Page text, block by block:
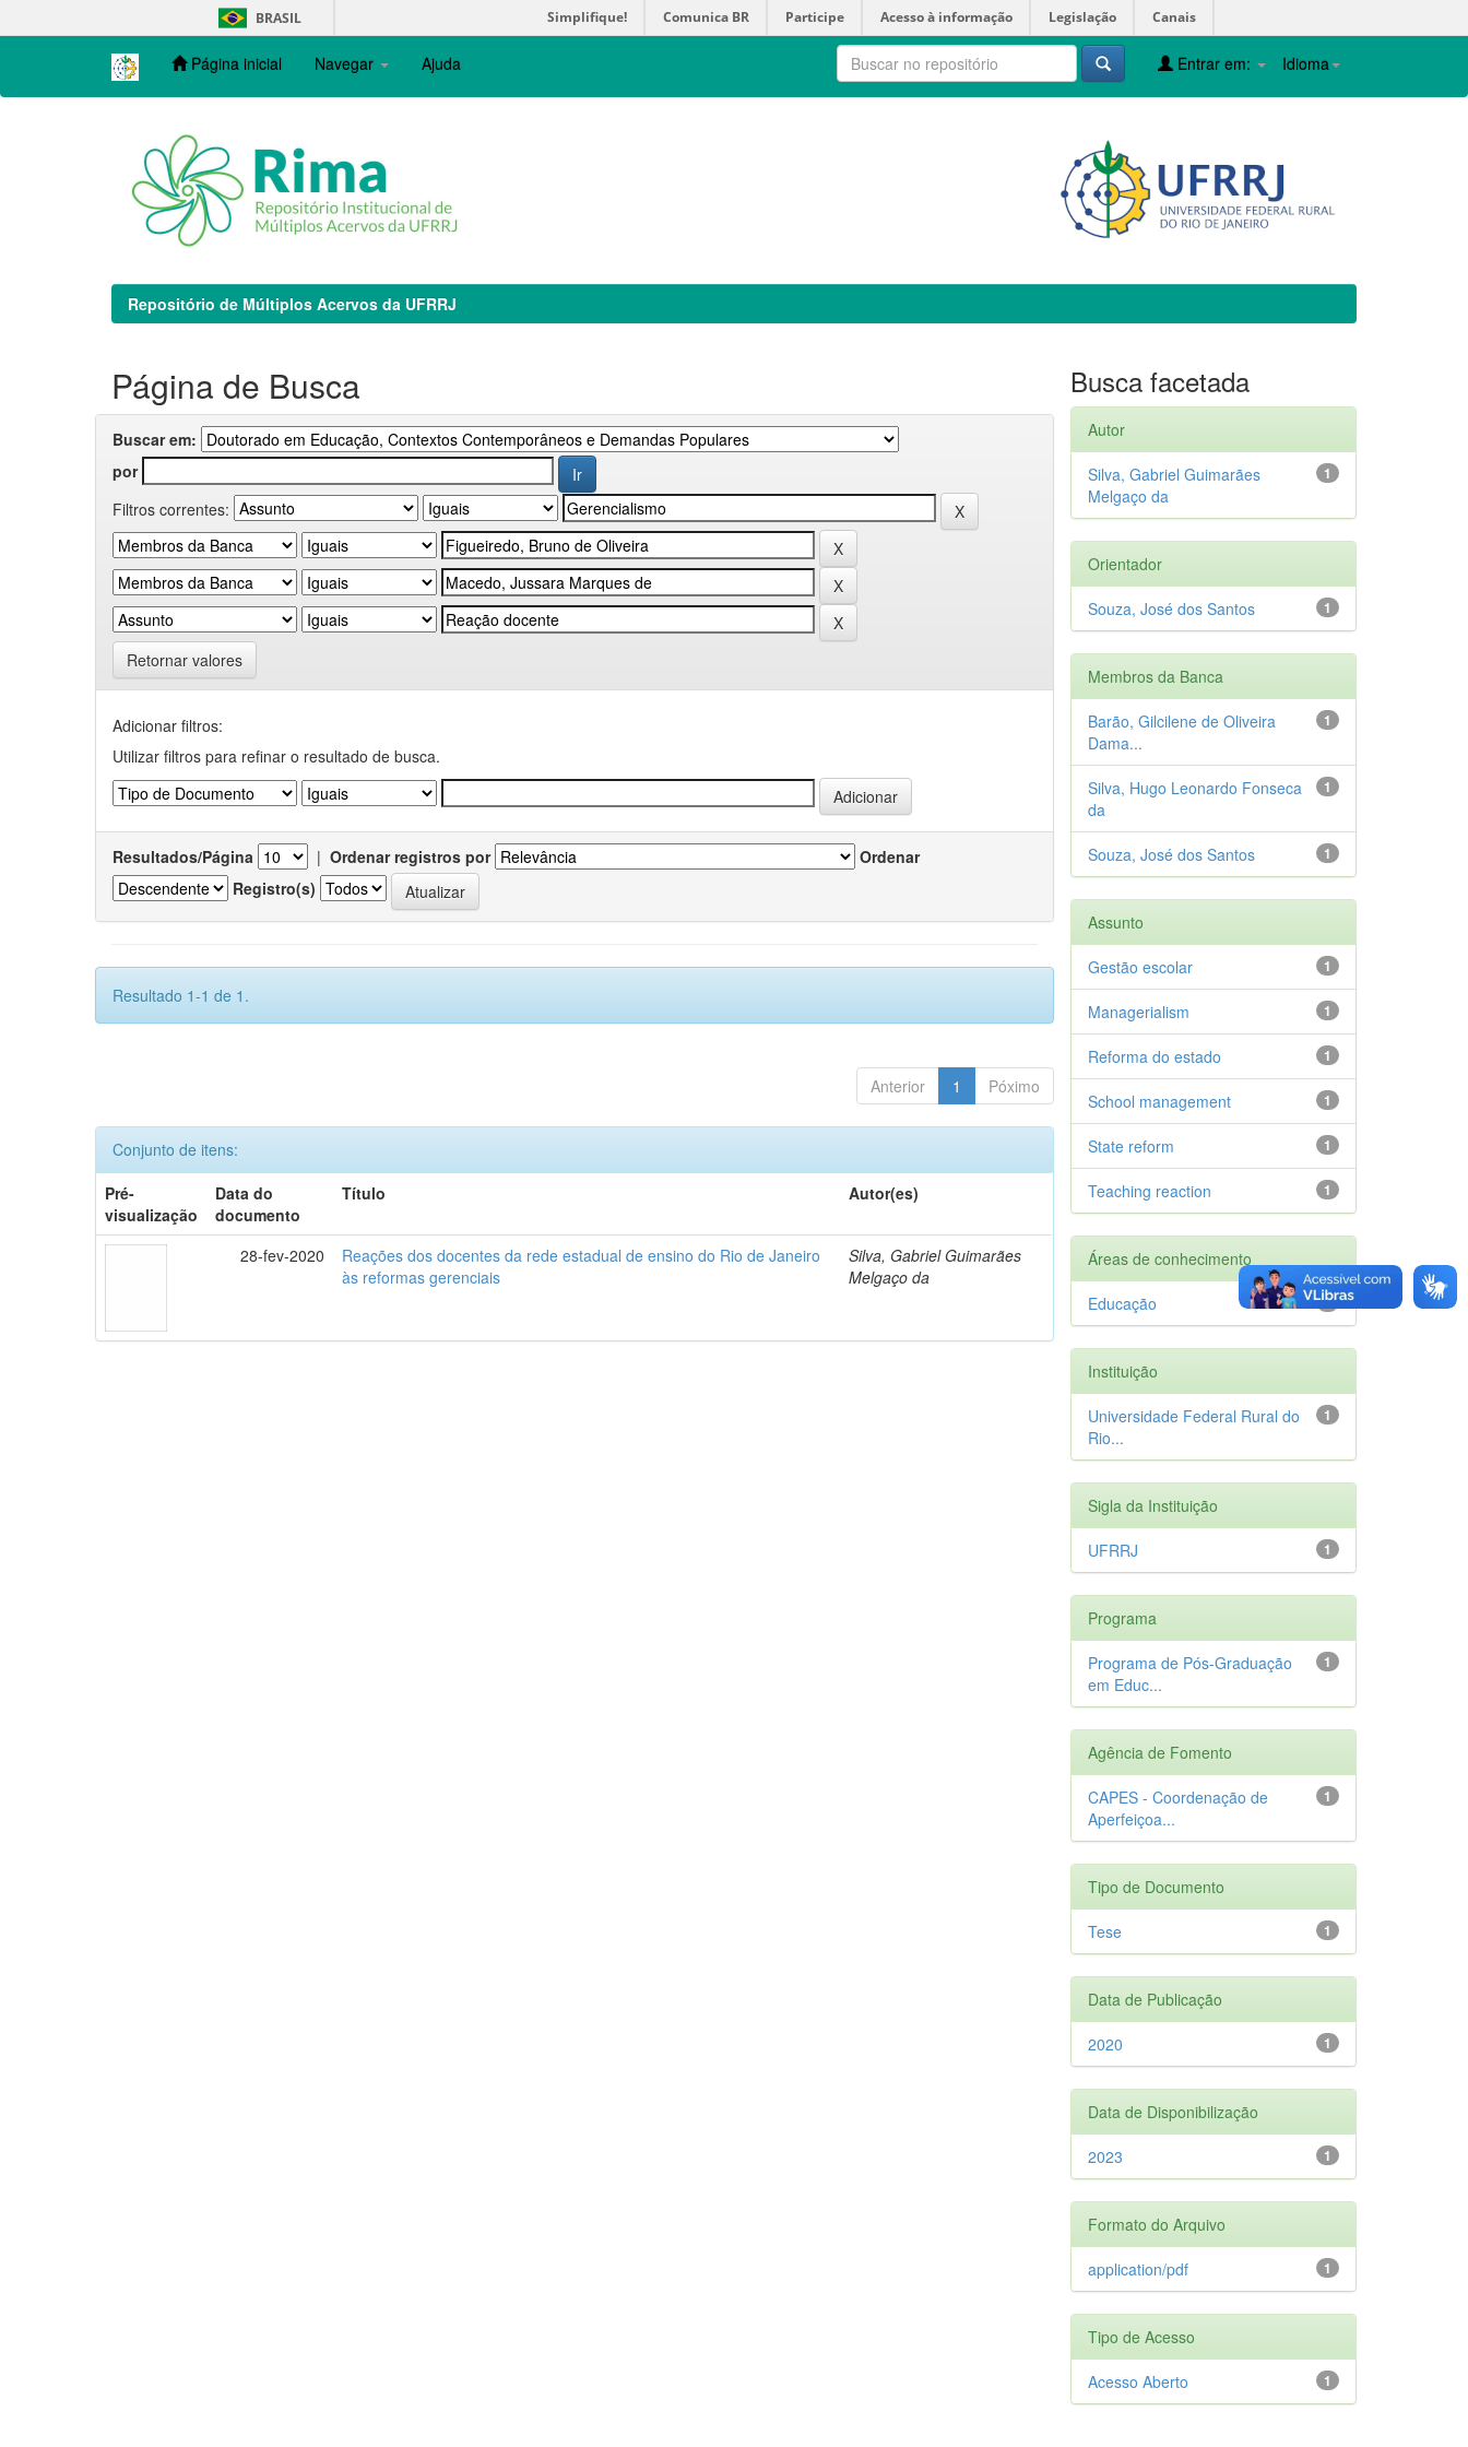
navigation
BRASIL Simplifique! Comunica BR Participe Acesso à informação Legislação Canais
Página inicial Navegar Ajuda Idioma
Entrar em:
Repositório de Múltiplos Acervos da UFRRJ
Página de Busca
Buscar em:
por
Filtros correntes:
Retornar valores
Adicionar filtros:
Utilizar filtros para refinar o resultado de busca.
Resultados/Página | Ordenar registros por
Ordenar
Registro(s)
Resultado 1-1 de 1.
Anterior 1 Póximo
Conjunto de itens:
Pré-
visualização
Data do
documento
Título Autor(es)
28-fev-2020
Reações dos docentes da rede estadual de ensino do Rio de Janeiro
às reformas gerenciais
Silva, Gabriel Guimarães
Melgaço da
Busca facetada
Autor
1
Silva, Gabriel Guimarães
Melgaço da
Orientador
1
Souza, José dos Santos
Membros da Banca
1
Barão, Gilcilene de Oliveira
Dama...
1
Silva, Hugo Leonardo Fonseca
da
1
Souza, José dos Santos
Assunto
1
Gestão escolar
1
Managerialism
1
Reforma do estado
1
School management
1
State reform
1
Teaching reaction
Áreas de conhecimento
1
Educação
Instituição
1
Universidade Federal Rural do
Rio...
Sigla da Instituição
1
UFRRJ
Programa
1
Programa de Pós-Graduação
em Educ...
Agência de Fomento
1
CAPES - Coordenação de
Aperfeiçoa...
Tipo de Documento
1
Tese
Data de Publicação
1
2020
Data de Disponibilização
1
2023
Formato do Arquivo
1
application/pdf
Tipo de Acesso
1
Acesso Aberto